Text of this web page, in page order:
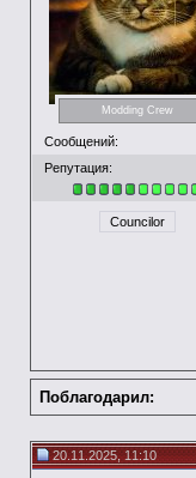
Modding Crew
Сообщений:
Репутация:
Councilor
Поблагодарил:
20.11.2025, 11:10